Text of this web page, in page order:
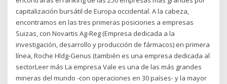
capitalización bursátil de Europa occidental. A la cabeza,
encontramos en las tres primeras posiciones a empresas
Suizas, con Novartis Ag-Reg (Empresa dedicada a la
investigación, desarrollo y producción de fármacos) en primera
línea, Roche Hldg-Genus (también es una empresa dedicada al
sectorLeer más La empresa Vale es una de las más grandes
mineras del mundo -con operaciones en 30 países- y la mayor